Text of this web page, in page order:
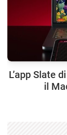
L’app Slate
il